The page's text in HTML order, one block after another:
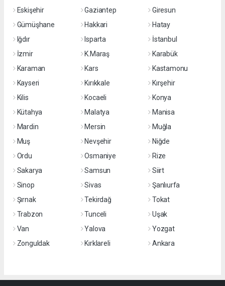
Eskişehir
Gaziantep
Giresun
Gümüşhane
Hakkari
Hatay
Iğdır
Isparta
İstanbul
İzmir
K.Maraş
Karabük
Karaman
Kars
Kastamonu
Kayseri
Kırıkkale
Kırşehir
Kilis
Kocaeli
Konya
Kütahya
Malatya
Manisa
Mardin
Mersin
Muğla
Muş
Nevşehir
Niğde
Ordu
Osmaniye
Rize
Sakarya
Samsun
Siirt
Sinop
Sivas
Şanlıurfa
Şırnak
Tekirdağ
Tokat
Trabzon
Tunceli
Uşak
Van
Yalova
Yozgat
Zonguldak
Kırklareli Ankara